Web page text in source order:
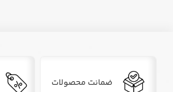
ضمانت محصولات